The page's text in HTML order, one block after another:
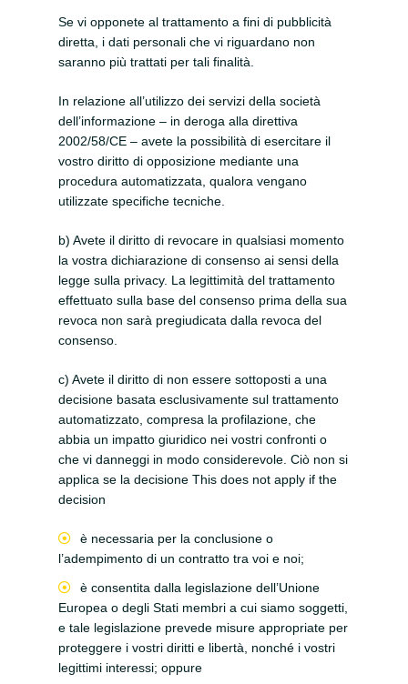
Se vi opponete al trattamento a fini di pubblicità
diretta, i dati personali che vi riguardano non
saranno più trattati per tali finalità.
In relazione all’utilizzo dei servizi della società
dell’informazione – in deroga alla direttiva
2002/58/CE – avete la possibilità di esercitare il
vostro diritto di opposizione mediante una
procedura automatizzata, qualora vengano
utilizzate specifiche tecniche.
b) Avete il diritto di revocare in qualsiasi momento
la vostra dichiarazione di consenso ai sensi della
legge sulla privacy. La legittimità del trattamento
effettuato sulla base del consenso prima della sua
revoca non sarà pregiudicata dalla revoca del
consenso.
c) Avete il diritto di non essere sottoposti a una
decisione basata esclusivamente sul trattamento
automatizzato, compresa la profilazione, che
abbia un impatto giuridico nei vostri confronti o
che vi danneggi in modo considerevole. Ciò non si
applica se la decisione This does not apply if the
decision
è necessaria per la conclusione o
l’adempimento di un contratto tra voi e noi;
è consentita dalla legislazione dell’Unione
Europea o degli Stati membri a cui siamo soggetti,
e tale legislazione prevede misure appropriate per
proteggere i vostri diritti e libertà, nonché i vostri
legittimi interessi; oppure